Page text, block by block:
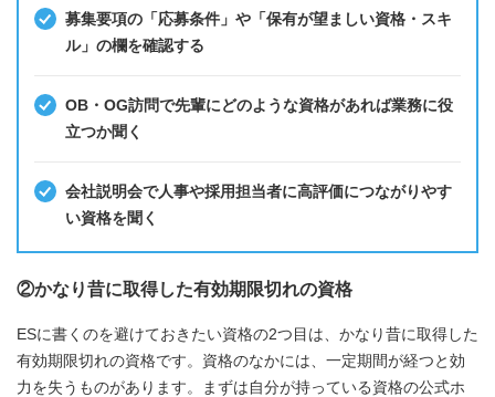
募集要項の「応募条件」や「保有が望ましい資格・スキ
ル」の欄を確認する
OB・OG訪問で先輩にどのような資格があれば業務に役
立つか聞く
会社説明会で人事や採用担当者に高評価につながりやす
い資格を聞く
②かなり昔に取得した有効期限切れの資格
ESに書くのを避けておきたい資格の2つ目は、かなり昔に取得した
有効期限切れの資格です。資格のなかには、一定期間が経つと効
力を失うものがあります。まずは自分が持っている資格の公式ホ